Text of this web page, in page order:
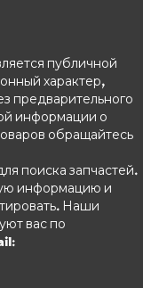
публичной
характер,
предварительного
информации о
обращайтесь
поиска запчастей.
информацию и
Наши
вас по